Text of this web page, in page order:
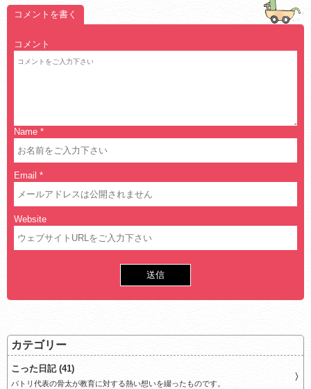
コメントを書く
コメント
Name *
Email *
Website
カテゴリー
こった日記 (41)
パトリ代表の骨太が教育に対する熱い想いを綴ったものです。